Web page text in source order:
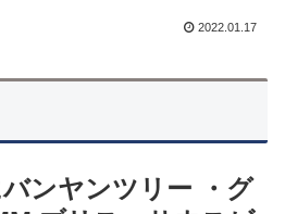
2022.01.17
ンヤンツリー ・グ